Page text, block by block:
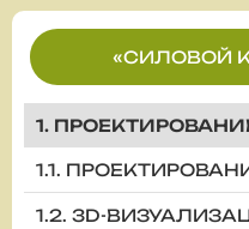
«СИЛОВОЙ
1.
1.1.
1.2. 3D-